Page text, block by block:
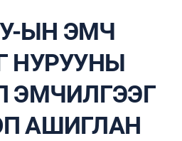
ЫН ЭМЧ
НУРУУНЫ
ЭМЧИЛГЭЭГ
АШИГЛАН